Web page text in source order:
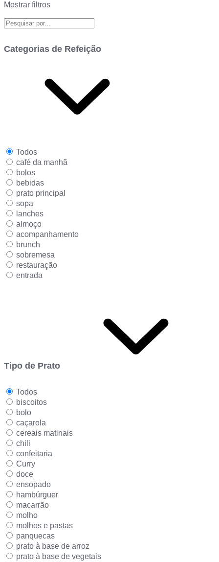
Mostrar filtros
Categorias de Refeição
Todos
café da manhã
bolos
bebidas
prato principal
sopa
lanches
almoço
acompanhamento
brunch
sobremesa
restauração
entrada
Tipo de Prato
Todos
biscoitos
bolo
caçarola
cereais matinais
chili
confeitaria
Curry
doce
ensopado
hambúrguer
macarrão
molho
molhos e pastas
panquecas
prato à base de arroz
prato à base de vegetais